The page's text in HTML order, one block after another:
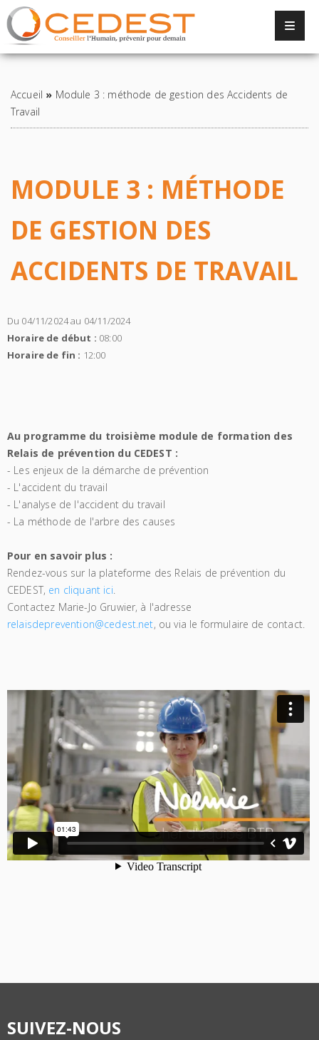
Retour à la liste
Accueil » Module 3 : méthode de gestion des Accidents de
Travail
MODULE 3 : MÉTHODE
DE GESTION DES
ACCIDENTS DE TRAVAIL
Du 04/11/2024 au 04/11/2024
Horaire de début : 08:00
Horaire de fin : 12:00
Au programme du troisième module de formation des
Relais de prévention du CEDEST :
- Les enjeux de la démarche de prévention
- L'accident du travail
- L'analyse de l'accident du travail
- La méthode de l'arbre des causes
Pour en savoir plus :
Rendez-vous sur la plateforme des Relais de prévention du
CEDEST, en cliquant ici
Contactez Marie-Jo Gruwier, à l'adresse
relaisdeprevention@cedest.net, ou via le formulaire de contact.
SUIVEZ-NOUS
Panneau de gestion des cookies